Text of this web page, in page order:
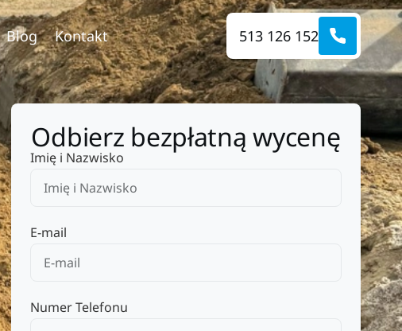
Blog Kontakt 513 126 152
Odbierz bezpłatną wycenę
Imię i Nazwisko
E-mail
Numer Telefonu